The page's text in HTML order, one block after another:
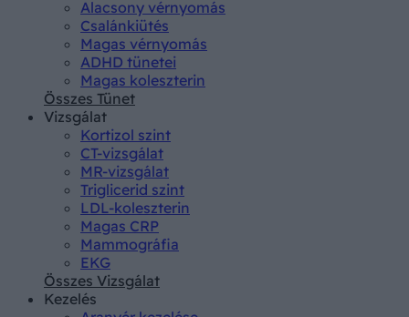
Alacsony vérnyomás
Csalánkiütés
Magas vérnyomás
ADHD tünetei
Magas koleszterin
Összes Tünet
Vizsgálat
Kortizol szint
CT-vizsgálat
MR-vizsgálat
Triglicerid szint
LDL-koleszterin
Magas CRP
Mammográfia
EKG
Összes Vizsgálat
Kezelés